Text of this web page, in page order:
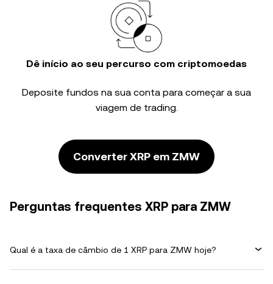
Dê início ao seu percurso com criptomoedas
Deposite fundos na sua conta para começar a sua
viagem de trading.
Converter XRP em ZMW
Perguntas frequentes XRP para ZMW
Qual é a taxa de câmbio de 1 XRP para ZMW hoje?